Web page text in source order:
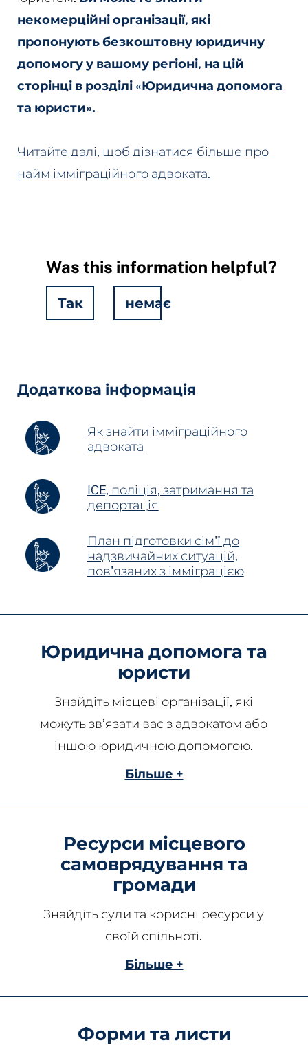
некомерційні організації, які
пропонують безкоштовну юридичну
допомогу у вашому регіоні, на цій
сторінці в розділі «Юридична допомога
та юристи».
Читайте далі, щоб дізнатися більше про
найм імміграційного адвоката.
Was this information helpful?
Так немає
Додаткова інформація
Як знайти імміграційного
адвоката
ICE, поліція, затримання та
депортація
План підготовки сім'ї до
надзвичайних ситуацій,
пов'язаних з імміграцією
Юридична допомога та
юристи
Знайдіть місцеві організації, які
можуть зв’язати вас з адвокатом або
іншою юридичною допомогою.
Більше +
Ресурси місцевого
самоврядування та
громади
Знайдіть суди та корисні ресурси у
своїй спільноті.
Більше +
Форми та листи